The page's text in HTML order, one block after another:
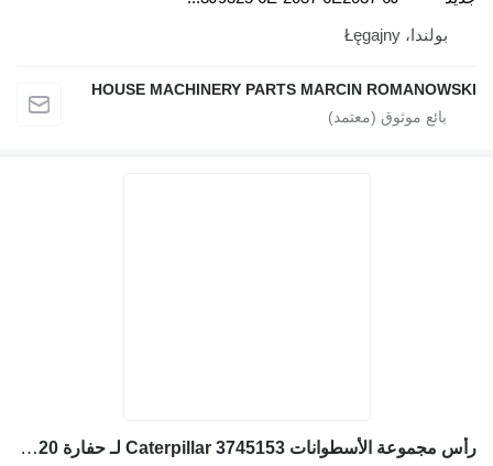
بولندا، Łęgajny
HOUSE MACHINERY PARTS MARCIN
رأس مجموعة الأسطوانات Caterpillar 3745153 لـ حفارة Caterpillar M315D, M316D, M317D 2 M320